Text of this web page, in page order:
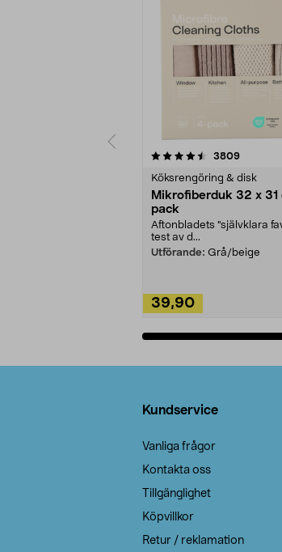
3809
Köksrengöring & disk
Mikrofiberduk 32 x 31
pack
Aftonbladets "självklara
test av d...
Utförande: Grå/beige
39,90
4.0av 5 stjärnor
Kundservice
Vanliga frågor
Kontakta oss
Tillgänglighet
Köpvillkor
Retur / reklamation